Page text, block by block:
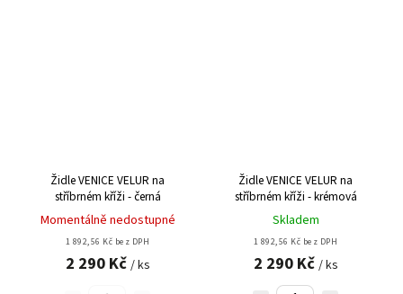
Židle VENICE VELUR na
stříbrném kříži - černá
Momentálně nedostupné
1 892,56 Kč bez DPH
2 290 Kč / ks
Židle VENICE VELUR na
stříbrném kříži - krémová
Skladem
1 892,56 Kč bez DPH
2 290 Kč / ks